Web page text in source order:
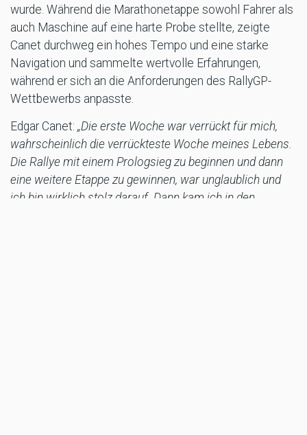
wurde. Während die Marathonetappe sowohl Fahrer als
auch Maschine auf eine harte Probe stellte, zeigte
Canet durchweg ein hohes Tempo und eine starke
Navigation und sammelte wertvolle Erfahrungen,
während er sich an die Anforderungen des RallyGP-
Wettbewerbs anpasste.
Edgar Canet: „Die erste Woche war verrückt für mich,
wahrscheinlich die verrückteste Woche meines Lebens.
Die Rallye mit einem Prologsieg zu beginnen und dann
eine weitere Etappe zu gewinnen, war unglaublich und
ich bin wirklich stolz darauf. Dann kam ich in den